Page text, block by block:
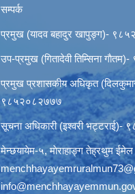
सम्पर्क
प्रमुख (यादव बहादुर खापुङ्ग)-
उप-प्रमुख (गितादेवी तिम्सिना
प्रमुख प्रशासकीय अधिकृत
९८५२०८२७७७
सूचना अधिकारी (इश्वरी भट्टराई)-
मेन्छयायेम-५, माेराहाङ्ग तेह्रथुम